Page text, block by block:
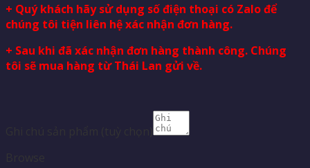
+ Quý khách hãy sử dụng số điện thoại có Zalo để
chúng tôi tiện liên hệ xác nhận đơn hàng.
+ Sau khi đã xác nhận đơn hàng thành công. Chúng
tôi sẽ mua hàng từ Thái Lan gửi về.